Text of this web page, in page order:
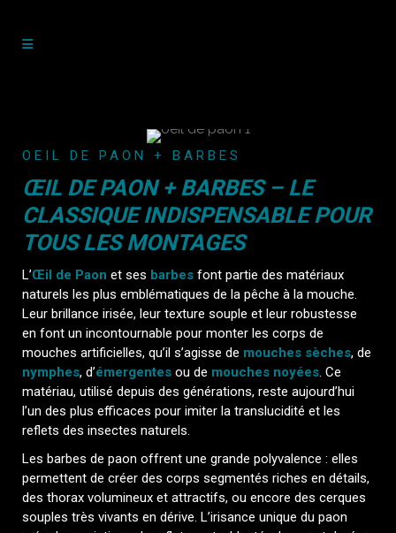
OEIL DE PAON + BARBES
ŒIL DE PAON + BARBES – LE
CLASSIQUE INDISPENSABLE POUR
TOUS LES MONTAGES
L’Œil de Paon et ses barbes font partie des matériaux
naturels les plus emblématiques de la pêche à la mouche.
Leur brillance irisée, leur texture souple et leur robustesse
en font un incontournable pour monter les corps de
mouches artificielles, qu’il s’agisse de mouches sèches, de
nymphes, d’émergentes ou de mouches noyées. Ce
matériau, utilisé depuis des générations, reste aujourd’hui
l’un des plus efficaces pour imiter la translucidité et les
reflets des insectes naturels.
Les barbes de paon offrent une grande polyvalence : elles
permettent de créer des corps segmentés riches en détails,
des thorax volumineux et attractifs, ou encore des cerques
souples très vivants en dérive. L’irisance unique du paon